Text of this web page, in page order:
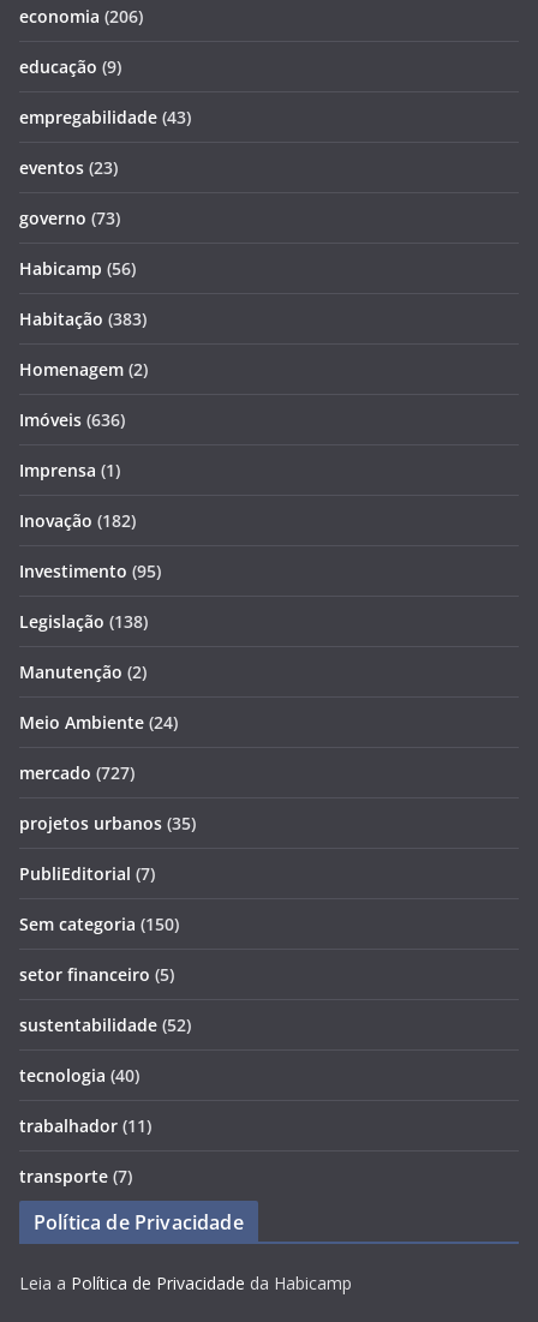
economia (206)
educação (9)
empregabilidade (43)
eventos (23)
governo (73)
Habicamp (56)
Habitação (383)
Homenagem (2)
Imóveis (636)
Imprensa (1)
Inovação (182)
Investimento (95)
Legislação (138)
Manutenção (2)
Meio Ambiente (24)
mercado (727)
projetos urbanos (35)
PubliEditorial (7)
Sem categoria (150)
setor financeiro (5)
sustentabilidade (52)
tecnologia (40)
trabalhador (11)
transporte (7)
Política de Privacidade
Leia a Política de Privacidade da Habicamp